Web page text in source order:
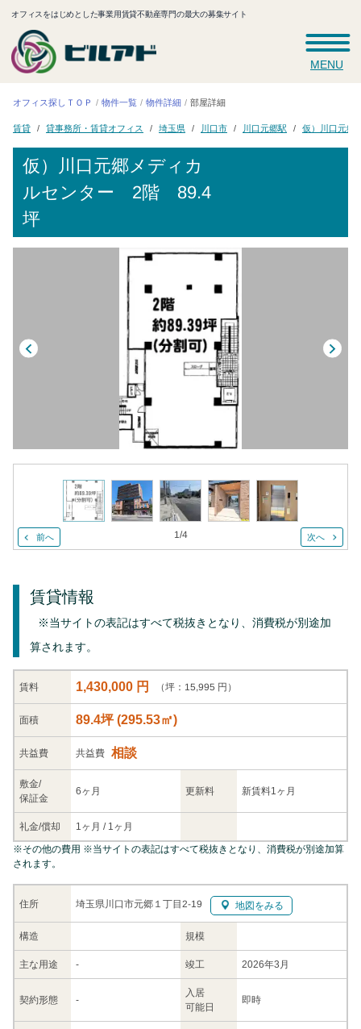
オフィスをはじめとした事業用賃貸不動産専門の最大の募集サイト
MENU
オフィス探しＴＯＰ 物件一覧 物件詳細 部屋詳細
賃貸 貸事務所・賃貸オフィス 埼玉県 川口市 川口元郷駅 仮）川口元郷
仮）川口元郷メディカ
ルセンター 2階 89.4
坪
前へ 1/4 次へ
賃貸情報
※当サイトの表記はすべて税抜きとなり、消費税が別途加
算されます。
賃料 1,430,000 円 （坪：15,995 円）
面積 89.4坪(295.53㎡)
共益費 共益費 相談
敷金/
保証金
6ヶ月 更新料 新賃料1ヶ月
礼金/償却 1ヶ月 / 1ヶ月
住所 埼玉県川口市元郷１丁目2-19 地図をみる
構造 規模
主な用途 - 竣工 2026年3月
契約形態 -
入居
可能日
即時
※その他の費用 ※当サイトの表記はすべて税抜きとなり、消費税が別途加算
されます。